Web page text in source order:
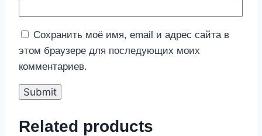
Сохранить моё имя, email и адрес сайта в
этом браузере для последующих моих
комментариев.
Related products